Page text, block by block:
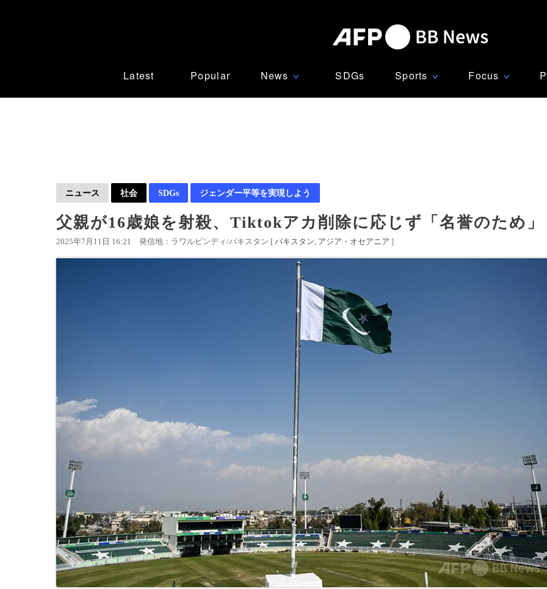
Latest Popular News ∨ SDGs Sports ∨ Focus ∨
ニュース 社会 SDGs ジェンダー平等を実現しよう
父親が16歳娘を射殺、Tiktokアカ削除に応じず「名誉のため
2025年7月11日 16:21 発信地：ラワルピンディ/パキスタン [ パキスタン アジア・オセアニア ]